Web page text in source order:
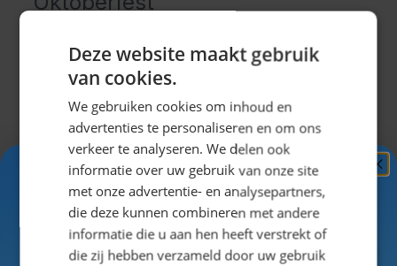
speelse en vrolijke uitstraling. Dit korte model
combineert een zwart-witte print met een opvallend
roze schort, versierd met schattige bloemetjes. Het
lijfje is voorzien van een elegante vetering in het roze,
waardoor de pasvorm perfect af te stellen is. De
zwarte pofmouwtjes geven deze dirndl een extra
Deze dirndl is ideaal voor het Oktoberfest,
bierfeesten, après-ski of carnaval en laat je stralen in
Uitklappen
Deze website maakt gebruik
van cookies.
We gebruiken cookies om inhoud en
advertenties te personaliseren en om ons
verkeer te analyseren. We delen ook
informatie over uw gebruik van onze site
met onze advertentie- en analysepartners,
die deze kunnen combineren met andere
informatie die u aan hen heeft verstrekt of
die zij hebben verzameld door uw gebruik
Ontvang5%
KORTING!
Schrijf je nuin voor de nieuwsbrief en ontvang toegang